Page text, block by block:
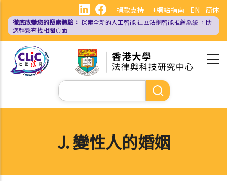
內
EN 简体
捐款支持 +網站指南
徹底改變您的搜索體驗： 探索全新的人工智能社區法網智能推薦系統 ，助
您輕鬆查找相關頁面
Search
J. 變性人的婚姻